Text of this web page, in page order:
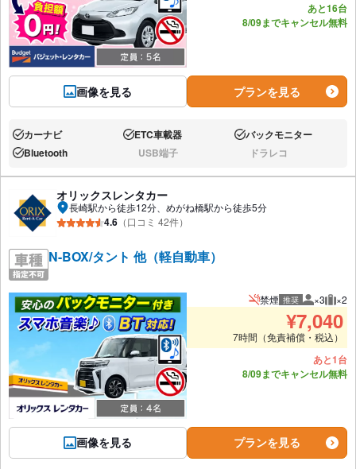
画像を見る
あと16台
8/09までキャンセル無料
プランを見る
あり:カーナビ あり:ETC車載器 あり:バックモニター
あり:Bluetooth なし:USB端子 なし:ドラレコ
オリックスレンタカー
長崎駅から徒歩12分、めがね橋駅から徒歩5分
4.6 （口コミ 42件）
N-BOX/タント 他（軽自動車）
画像を見る
禁煙 推奨 推奨人数
×3 推
×2
¥7,040
7時間（免責補償・税込）
あと1台
8/09までキャンセル無料
プランを見る